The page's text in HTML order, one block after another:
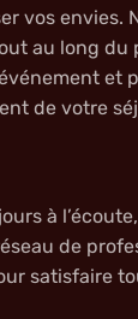
vos envies.
au long du
et
de votre
à l’écoute,
de
satisfaire